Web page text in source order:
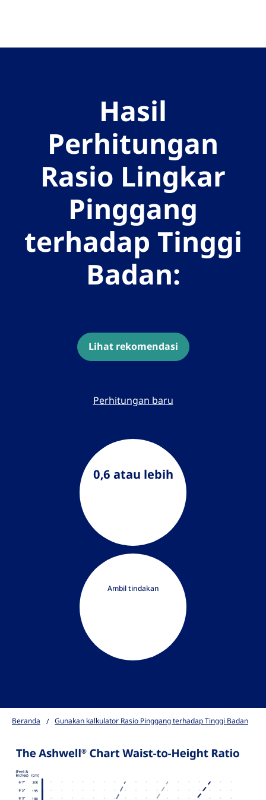
Hasil
Perhitungan
Rasio Lingkar
Pinggang
terhadap Tinggi
Badan:
Lihat rekomendasi
Perhitungan baru
0,6 atau lebih
Ambil tindakan
Beranda Gunakan kalkulator Rasio Pinggang terhadap Tinggi Badan